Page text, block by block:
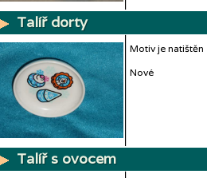
Talíř dorty
Motiv je natištěn
Nové
Talíř s ovocem